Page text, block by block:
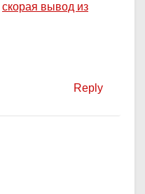
скорая вывод из
Reply